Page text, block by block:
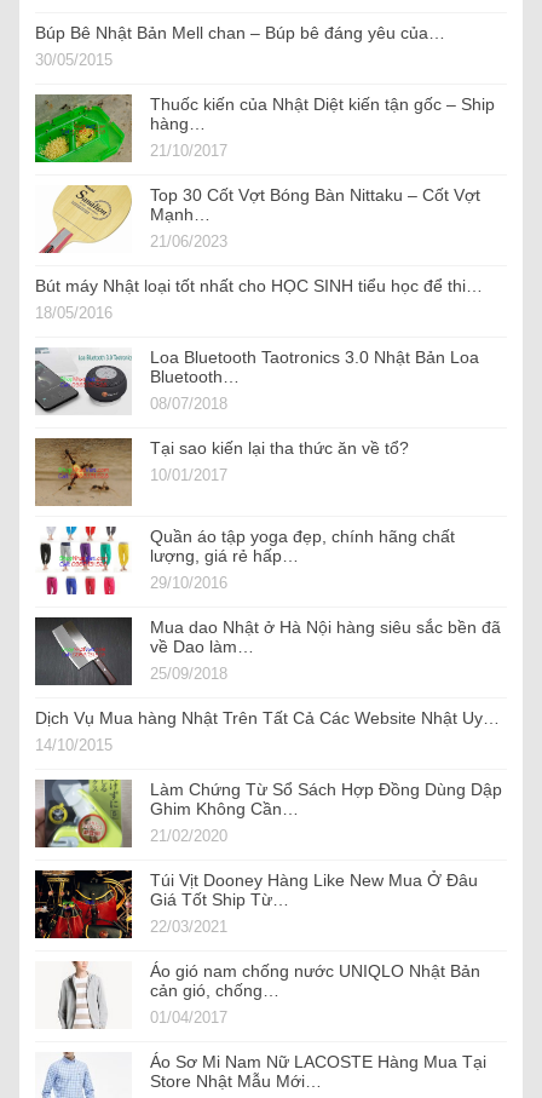
Búp Bê Nhật Bản Mell chan – Búp bê đáng yêu của…
30/05/2015
Thuốc kiến của Nhật Diệt kiến tận gốc – Ship
hàng…
21/10/2017
Top 30 Cốt Vợt Bóng Bàn Nittaku – Cốt Vợt
Mạnh…
21/06/2023
Bút máy Nhật loại tốt nhất cho HỌC SINH tiểu học để thi…
18/05/2016
Loa Bluetooth Taotronics 3.0 Nhật Bản Loa
Bluetooth…
08/07/2018
Tại sao kiến lại tha thức ăn về tổ?
10/01/2017
Quần áo tập yoga đẹp, chính hãng chất
lượng, giá rẻ hấp…
29/10/2016
Mua dao Nhật ở Hà Nội hàng siêu sắc bền đã
về Dao làm…
25/09/2018
Dịch Vụ Mua hàng Nhật Trên Tất Cả Các Website Nhật Uy…
14/10/2015
Làm Chứng Từ Sổ Sách Hợp Đồng Dùng Dập
Ghim Không Cần…
21/02/2020
Túi Vịt Dooney Hàng Like New Mua Ở Đâu
Giá Tốt Ship Từ…
22/03/2021
Áo gió nam chống nước UNIQLO Nhật Bản
cản gió, chống…
01/04/2017
Áo Sơ Mi Nam Nữ LACOSTE Hàng Mua Tại
Store Nhật Mẫu Mới…